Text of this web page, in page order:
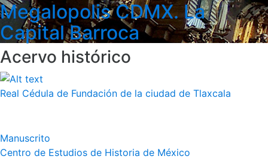
Megalopolis CDMX. La
Capital Barroca
Acervo histórico
Real Cédula de Fundación de la ciudad de Tlaxcala
Manuscrito
Centro de Estudios de Historia de México